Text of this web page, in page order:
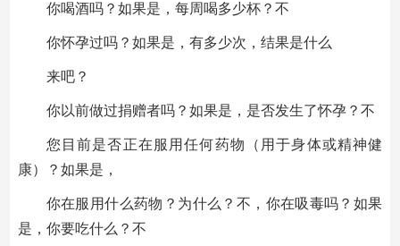
你喝酒吗？如果是，每周喝多少杯？不
你怀孕过吗？如果是，有多少次，结果是什么
来吧？
你以前做过捐赠者吗？如果是，是否发生了怀孕？不
您目前是否正在服用任何药物（用于身体或精神健
康）？如果是，
你在服用什么药物？为什么？不，你在吸毒吗？如果
是，你要吃什么？不